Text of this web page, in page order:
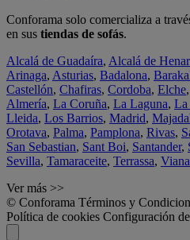
Conforama solo comercializa a
en sus tiendas de sofás.
Alcalá de Guadaíra, Alcalá de
Arinaga, Asturias, Badalona,
Castellón, Chafiras, Cordoba, Elche,
Almería, La Coruña, La Laguna, La
Lleida, Los Barrios, Madrid,
Orotava, Palma, Pamplona, Rivas,
San Sebastian, Sant Boi, Santander,
Sevilla, Tamaraceite, Terrassa, Viana
Ver más >>
© Conforama Términos y
Política de cookies Configuración